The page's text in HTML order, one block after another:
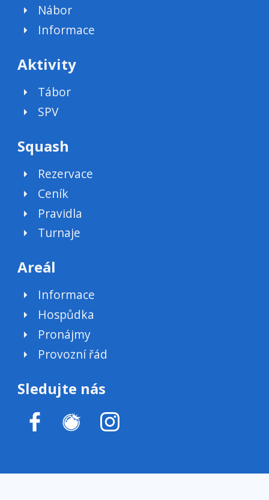
Nábor
Informace
Aktivity
Tábor
SPV
Squash
Rezervace
Ceník
Pravidla
Turnaje
Areál
Informace
Hospůdka
Pronájmy
Provozní řád
Sledujte nás